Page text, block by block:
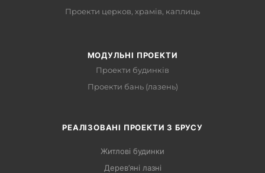
Проекти церков, храмів, каплиць
МОДУЛЬНІ ПРОЕКТИ
Проекти будинків
Проекти бань (лазень)
РЕАЛІЗОВАНІ ПРОЕКТИ З БРУСУ
Житлові будинки
Дерев’яні лазні